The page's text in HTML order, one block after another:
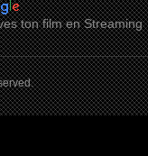
ton film en Streaming